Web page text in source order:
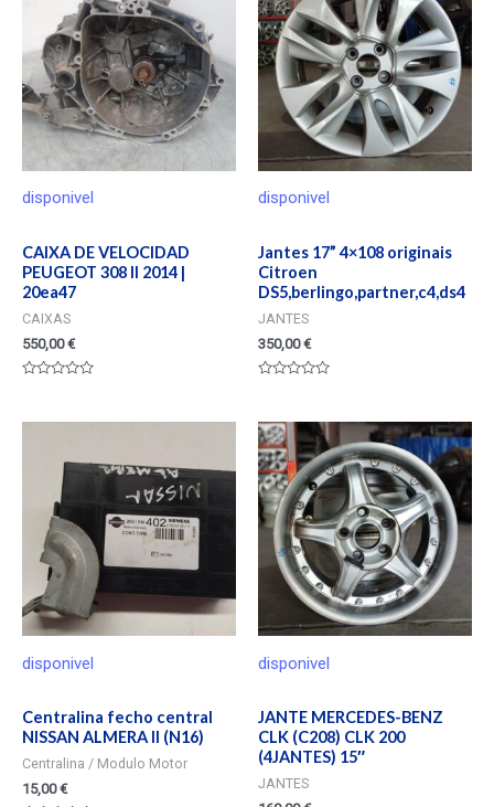
disponivel
CAIXA DE VELOCIDAD
PEUGEOT 308 II 2014 |
20ea47
CAIXAS
550,00€
disponivel
Jantes 17” 4×108 originais
Citroen
DS5,berlingo,partner,c4,ds4
JANTES
350,00€
de
5
disponivel
Centralina fecho central
NISSAN ALMERA II (N16)
Centralina / Modulo Motor
15,00€
disponivel
JANTE MERCEDES-BENZ
CLK (C208) CLK 200
(4JANTES) 15″
JANTES